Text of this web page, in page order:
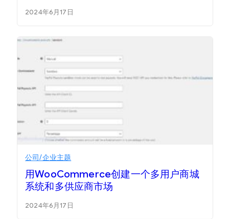
2024年6月17日
公司/企业主题
用WooCommerce创建一个多用户商城
系统和多供应商市场
2024年6月17日